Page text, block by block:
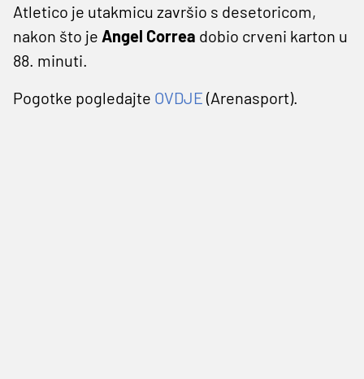
Atletico je utakmicu završio s desetoricom,
nakon što je Angel Correa dobio crveni karton u
88. minuti.
Pogotke pogledajte OVDJE (Arenasport).